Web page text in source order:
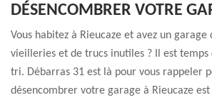
DÉSENCOMBRER VOTRE
Vous habitez à Rieucaze et avez un
vieilleries et de trucs inutiles ? Il est temps
tri. Débarras 31 est là pour vous rappeler
désencombrer votre garage à Rieucaze